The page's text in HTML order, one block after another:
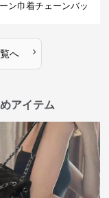
ン巾着チェーンバッ
へ ›
アイテム